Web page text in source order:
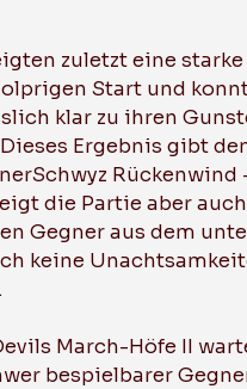
zuletzt eine
Start und
klar zu ihren
Ergebnis gibt
Rückenwind
die Partie aber
Gegner aus dem
keine
March-Höfe II
bespielbarer